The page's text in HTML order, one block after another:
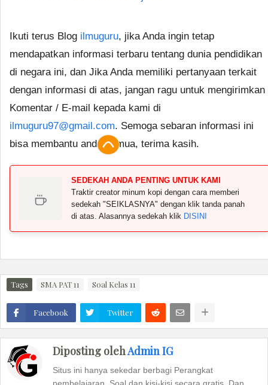
Ikuti terus Blog ilmuguru, jika Anda ingin tetap
mendapatkan informasi terbaru tentang dunia pendidikan
di negara ini, dan Jika Anda memiliki pertanyaan terkait
dengan informasi di atas, jangan ragu untuk mengirimkan
Komentar / E-mail kepada kami di
ilmuguru97@gmail.com. Semoga sebaran informasi ini
bisa membantu anda semua, terima kasih.
SEDEKAH ANDA PENTING UNTUK KAMI
Traktir creator minum kopi dengan cara memberi
sedekah "SEIKLASNYA" dengan klik tanda panah
di atas. Alasannya sedekah klik DISINI
Tags SMA PAT 11 Soal Kelas 11
Facebook Twitter
Diposting olehAdmin IG
Situs ini hanya sekedar berbagi Perangkat